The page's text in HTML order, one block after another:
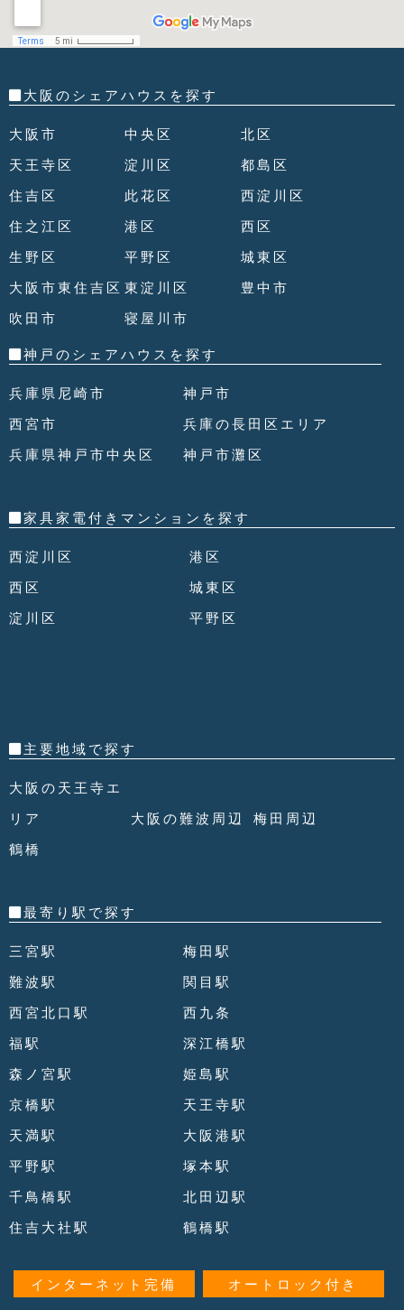
大阪のシェアハウスを探す
大阪市 中央区
北区
天王寺区
淀川区
都島区
住吉区
此花区
西淀川区
住之江区
港区
西区
生野区
平野区
城東区
大阪市東住吉区 東淀川区
豊中市
吹田市
寝屋川市
神戸のシェアハウスを探す
兵庫県尼崎市
神戸市
西宮市
兵庫の長田区エリア
兵庫県神戸市中央区
神戸市灘区
家具家電付きマンションを探す
西淀川区
港区
西区
城東区
淀川区
平野区
主要地域で探す
大阪の天王寺エ
リア
大阪の難波周辺
梅田周辺
鶴橋
最寄り駅で探す
三宮駅
梅田駅
難波駅
関目駅
西宮北口駅
西九条
福駅
深江橋駅
森ノ宮駅
姫島駅
京橋駅
天王寺駅
天満駅
大阪港駅
平野駅
塚本駅
千鳥橋駅
北田辺駅
住吉大社駅
鶴橋駅
インターネット完備 オートロック付き